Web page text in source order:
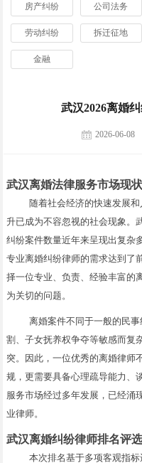
房产纠纷 公司法务
劳动纠纷 拆迁征地
金融
武汉2026离婚
2026-06-08
武汉离婚法律服务市场现
随着社会经济的快速发展
升已成为不容忽视的社会现象。
纠纷案件数量近年来呈现出复杂
专业离婚纠纷律师的需求达到了
择一位专业、负责、经验丰富的
为关切的问题。
离婚案件不同于一般的民
割、子女抚养权争夺等敏感而复
突。因此，一位优秀的离婚律师
规，更需要具备心理疏导能力、
服务市场经过多年发展，已经涌
业律师。
武汉离婚纠纷律师排名评
本次排名基于多项客观指